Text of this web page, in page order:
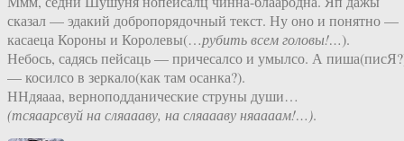
сказал — эдакий добропорядочный текст. Ну оно и понятно —
касаеца Короны и Королевы(…рубить всем головы!…).
Небось, садясь пейсаць — причесалсо и умылсо. А
— косилсо в зеркало(как там осанка?).
ННдяааа, верноподданические струны души…
(тсяаарсвуй на сляаааву, на сляаааву няаааам!…).